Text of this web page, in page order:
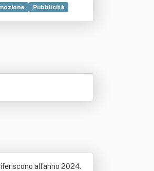
Pubblicità
all'anno 2024.